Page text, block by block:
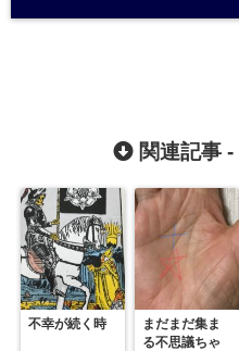
関連記事 -
不幸が続く時
まだまだ集ま
る不思議ちゃ